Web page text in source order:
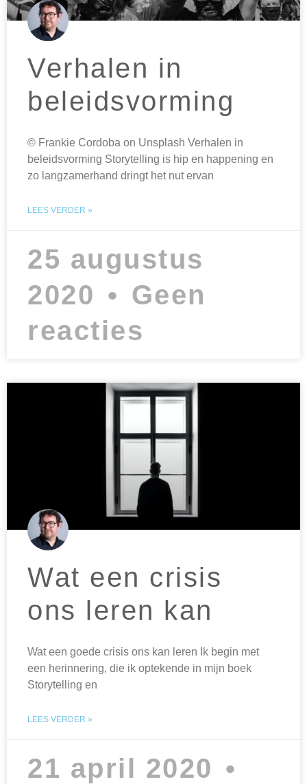
Verhalen in
beleidsvorming
© Frankie Cordoba on Unsplash Verhalen in
beleidsvorming Storytelling is hip en happening en
zo langzamerhand dringt het nut ervan
LEES VERDER »
25 augustus
2020
Geen
reacties
Wat een crisis
ons leren kan
Wat een goede crisis ons kan leren Ik begin met
een herinnering, die ik optekende in mijn boek
Storytelling en
LEES VERDER »
21 april 2020